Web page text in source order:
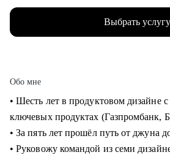
Выбрать услугу
Обо мне
• Шесть лет в продуктовом дизайне
ключевых продуктах (Газпромбанк,
• За пять лет прошёл путь от джуна
• Руковожу командой из семи